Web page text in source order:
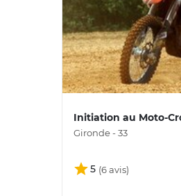
Initiation au Moto-
Gironde - 33
5